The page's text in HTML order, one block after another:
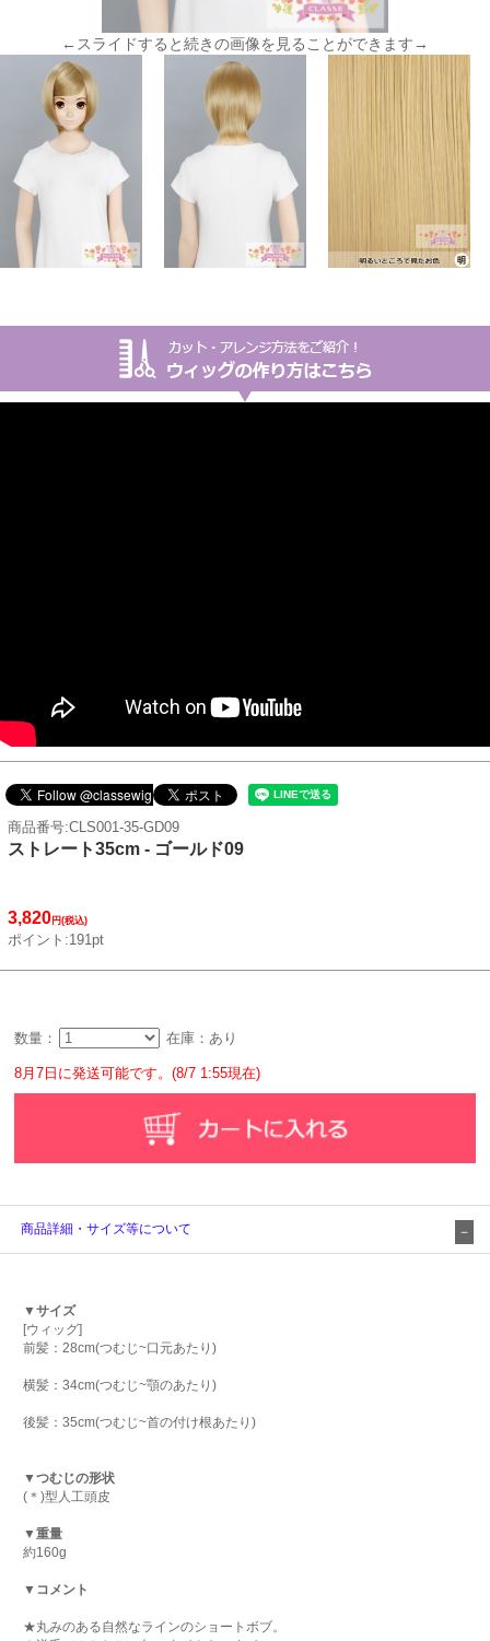
←スライドすると続きの画像を見ることができます→
商品番号:CLS001-35-GD09
ストレート35cm - ゴールド09
3,820円(税込)
ポイント:191pt
数量： 在庫：あり
8月7日に発送可能です。(8/7 1:55現在)
商品詳細・サイズ等について
▼サイズ
[ウィッグ]
前髪：28cm(つむじ~口元あたり)
横髪：34cm(つむじ~顎のあたり)
後髪：35cm(つむじ~首の付け根あたり)
▼つむじの形状
(＊)型人工頭皮
▼重量
約160g
▼コメント
★丸みのある自然なラインのショートボブ。